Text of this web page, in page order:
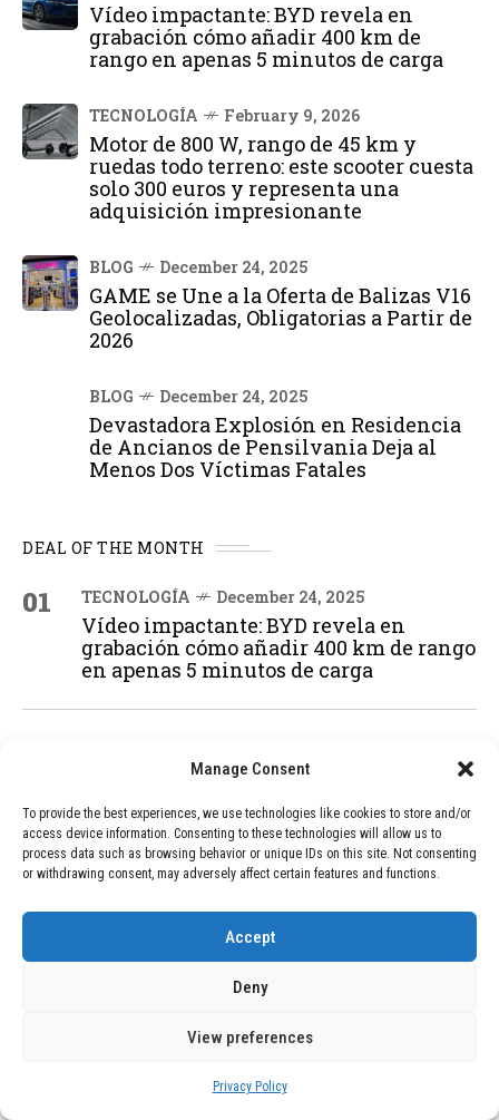
Manage Consent
To provide the best experiences, we use technologies like cookies to store and/or
access device information. Consenting to these technologies will allow us to
process data such as browsing behavior or unique IDs on this site. Not consenting
or withdrawing consent, may adversely affect certain features and functions.
Accept
Deny
View preferences
Privacy Policy
Vídeo impactante: BYD revela en
grabación cómo añadir 400 km de
rango en apenas 5 minutos de carga
TECNOLOGÍA February 9, 2026
Motor de 800 W, rango de 45 km y
ruedas todo terreno: este scooter cuesta
solo 300 euros y representa una
adquisición impresionante
BLOG December 24, 2025
GAME se Une a la Oferta de Balizas V16
Geolocalizadas, Obligatorias a Partir de
2026
BLOG December 24, 2025
Devastadora Explosión en Residencia
de Ancianos de Pensilvania Deja al
Menos Dos Víctimas Fatales
DEAL OF THE MONTH
01 TECNOLOGÍA December 24, 2025
Vídeo impactante: BYD revela en
grabación cómo añadir 400 km de rango
en apenas 5 minutos de carga
Motor de 800 W, rango de 45 km y
ruedas todo terreno: este scooter cuesta
solo 300 euros y representa una
adquisición impresionante
03
GAME se Une a la Oferta de Balizas V16
Geolocalizadas, Obligatorias a Partir de
December 24, 2025